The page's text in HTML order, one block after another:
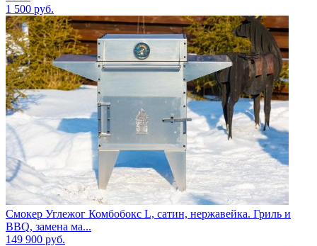
1 500 руб.
Смокер Углежог Комбобокс L, сатин, нержавейка. Гриль и
BBQ, замена ма...
149 900 руб.